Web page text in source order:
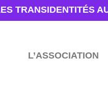
TRANSIDENTITÉS
L’ASSOCIATION